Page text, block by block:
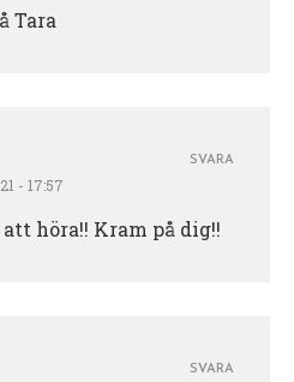
Tara
- 17:57
höra!! Kram på dig!!
SVARA
SVARA